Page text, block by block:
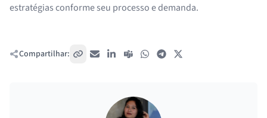
estratégias conforme seu processo e demanda.
Compartilhar: Copiar link
E-mail LinkedIn
Teams WhatsAppTelegram